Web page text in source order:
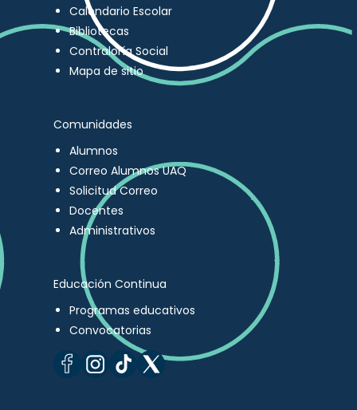
Calendario Escolar
Bibliotecas
Contraloría Social
Mapa de sitio
Comunidades
Alumnos
Correo Alumnos UAQ
Solicitud Correo
Docentes
Administrativos
Educación Continua
Programas educativos
Convocatorias